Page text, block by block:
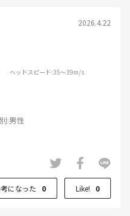
2026.4.22
ヘッドスピード:35～39m/s
:男性
になった 0 Like! 0